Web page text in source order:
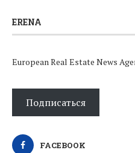
ERENA
European Real Estate News
Подписаться
FACEBOOK